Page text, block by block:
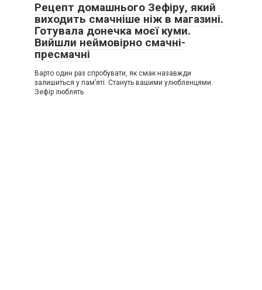
Рецепт домашнього Зефіру, який
виходить смачніше ніж в магазині.
Готувала донечка моєї куми.
Вийшли неймовірно смачні-
пресмачні
Варто один раз спробувати, як смак назавжди
залишиться у пам’яті. Стануть вашими улюбленцями.
Зефір люблять